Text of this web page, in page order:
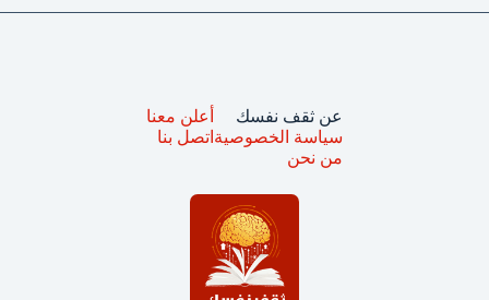
عن ثقف نفسك
سياسة الخصوصية
من نحن
أعلن معنا
اتصل بنا